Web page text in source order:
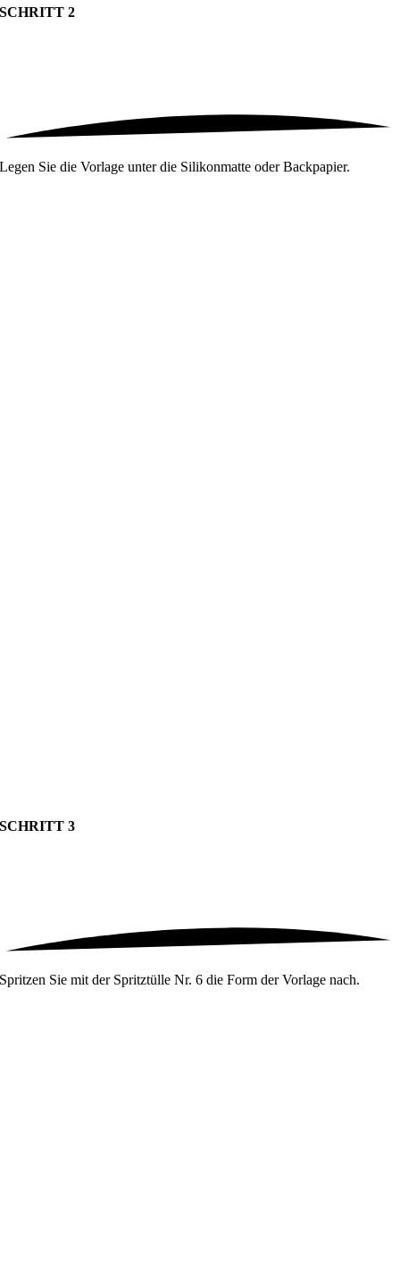
SCHRITT 2
Legen Sie die Vorlage unter die Silikonmatte oder Backpapier.
SCHRITT 3
Spritzen Sie mit der Spritztülle Nr. 6 die Form der Vorlage nach.